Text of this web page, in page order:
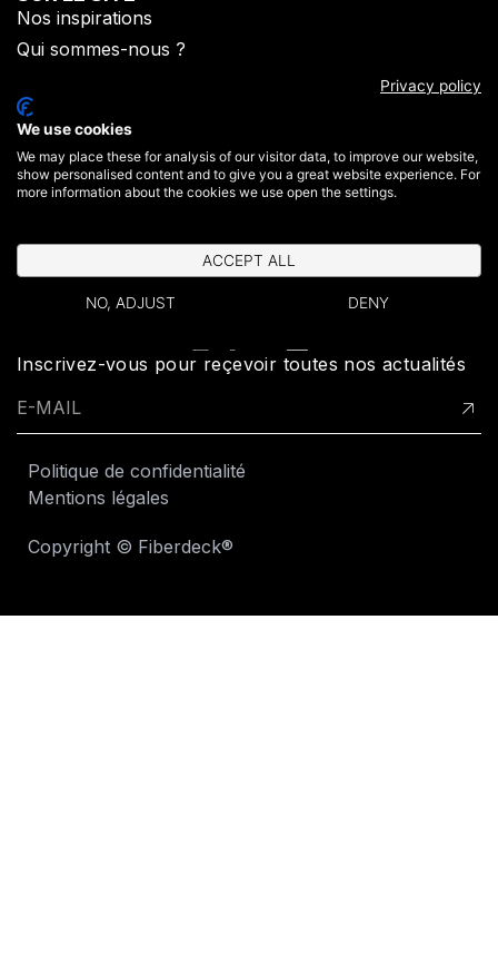
Nos inspirations
Qui sommes-nous ?​
Où acheter
Espace pro
CONTACT
2 rue de la Carnoy
+33 (0)3 20 07 09 69​
SUIVEZ-NOUS
Inscrivez-vous pour reçevoir toutes nos actualités
Politique de confidentialité
Mentions légales
Copyright © Fiberdeck®​
Privacy policy
We use cookies
We may place these for analysis of our visitor data, to improve our website,
show personalised content and to give you a great website experience. For
more information about the cookies we use open the settings.
ACCEPT ALL
NO, ADJUST DENY